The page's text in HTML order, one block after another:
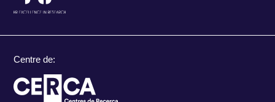
Centre de: